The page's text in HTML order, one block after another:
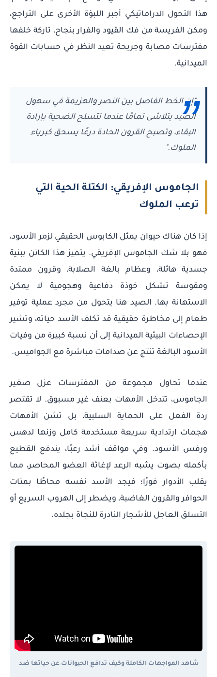
هذا التحول الدراماتيكي أجبر اللبؤة الأخرى على التراجع،
ومكن الفريسة من فك القيود والفرار بنجاح، تاركة خلفها
مفترسات مصابة وجريحة تعيد النظر في حسابات القوة
الميدانية.
"إن الخط الفاصل بين النصر والهزيمة في سهول
الصيد يتلاشى تمامًا عندما تتسلح الضحية بإرادة
البقاء، وتصبح القرون الحادة درعًا يسحق كبرياء
الملوك."
الجاموس الإفريقي: الكتلة الحية التي
ترعب الملوك
إذا كان هناك حيوان يمثل الكابوس الحقيقي لزمر الأسود،
فهو بلا شك الجاموس الإفريقي. يتميز هذا الكائن ببنية
جسدية هائلة، وعظام بالغة الصلابة، وقرون ممتدة
ومقوسة تشكل خوذة دفاعية وهجومية لا يمكن
الاستهانة بها. الصيد هنا يتحول من مجرد عملية توفير
طعام إلى مخاطرة حقيقية قد تكلف الأسد حياته، وتشير
الإحصاءات البيئية الميدانية إلى أن نسبة كبيرة من وفيات
الأسود البالغة تنتج عن صدامات مباشرة مع الجواميس.
عندما تحاول مجموعة من المفترسات عزل صغير
الجاموس، تتدخل الأمهات بعنف غير مسبوق. لا تقتصر
ردة الفعل على الحماية السلبية، بل تشن الأمهات
هجمات ارتدادية سريعة مستخدمة كامل وزنها لدهس
ورفس الأسود. وفي مواقف أشد رعبًا، يندفع القطيع
بأكمله بصوت يشبه الرعد لإغاثة العضو المحاصر، مما
يقلب الأدوار فورًا؛ فيجد الأسد نفسه محاطًا بمئات
الحوافر والقرون الغاضبة، ويضطر إلى الهروب السريع أو
التسلق العاجل للأشجار النادرة للنجاة بجلده.
شاهد المواجهات الكاملة وكيف تدافع الحيوانات عن حياتها ضد